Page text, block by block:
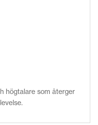
högtalare som återger